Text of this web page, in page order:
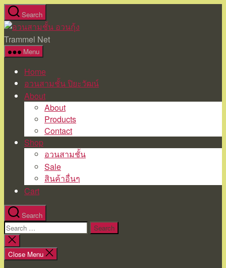
Skip
to
the
content
Search
Trammel Net
Menu
Home
อวนสามชั้น ปิยะวัฒน์
About
About
Products
Contact
Shop
อวนสามชั้น
Sale
สินค้าอื่นๆ
Cart
Search
Search
for:
Close
search
Close Menu